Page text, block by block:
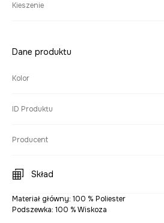
Kieszenie
Dane produktu
Kolor
ID Produktu
Producent
Skład
Materiał główny: 100 % Poliester
Podszewka: 100 % Wiskoza